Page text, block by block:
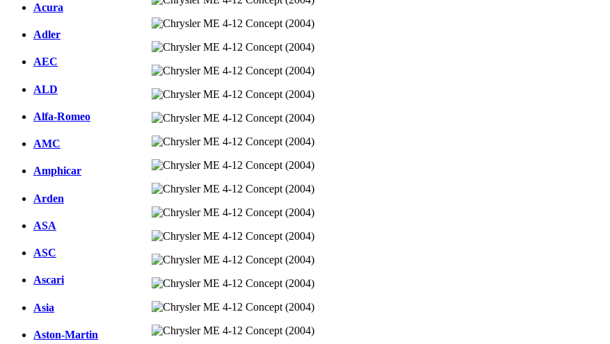
Acura
Adler
AEC
ALD
Alfa-Romeo
AMC
Amphicar
Arden
ASA
ASC
Ascari
Asia
Aston-Martin